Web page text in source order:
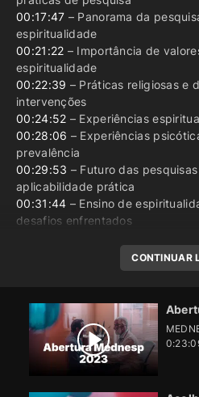
00:17:47 – Panorama da
espiritualidade
00:21:22 – Importância de
espiritualidade
00:22:39 – Práticas religiosas e
intervenções
00:24:52 – Experiências
00:28:06 – Experiências
prevalência
00:29:53 – Futuro das
aplicabilidade prática
00:31:44 – Ensino de
desafios enfrentados
CONTINUAR